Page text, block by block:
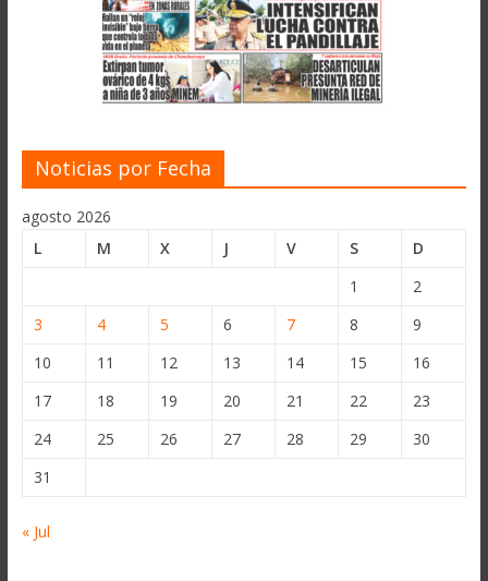
Noticias por Fecha
agosto 2026
L
M X J V S
D
1
2
3
4 5 6 7 8
9
10
11 12 13 14 15
16
17
18 19 20 21 22
23
24
25 26 27 28 29
30
31
« Jul